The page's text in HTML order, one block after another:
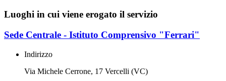
Luoghi in cui viene erogato il servizio
Sede Centrale - Istituto Comprensivo "Ferrari"
Indirizzo
Via Michele Cerrone, 17 Vercelli (VC)